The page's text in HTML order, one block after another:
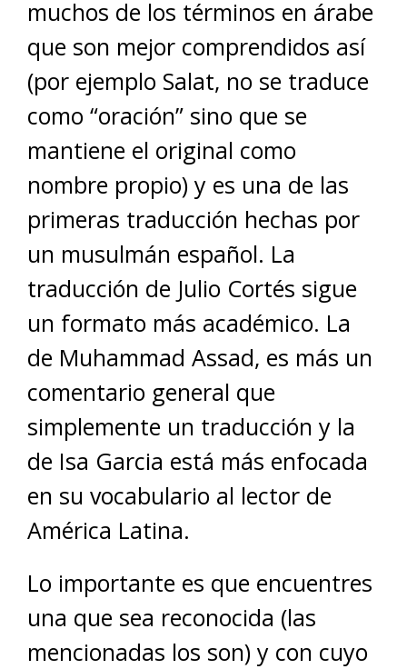
muchos de los términos en árabe
que son mejor comprendidos así
(por ejemplo Salat, no se traduce
como “oración” sino que se
mantiene el original como
nombre propio) y es una de las
primeras traducción hechas por
un musulmán español. La
traducción de Julio Cortés sigue
un formato más académico. La
de Muhammad Assad, es más un
comentario general que
simplemente un traducción y la
de Isa Garcia está más enfocada
en su vocabulario al lector de
América Latina.
Lo importante es que encuentres
una que sea reconocida (las
mencionadas los son) y con cuyo